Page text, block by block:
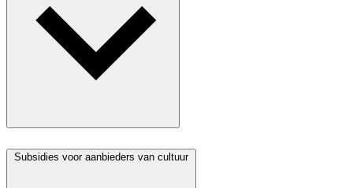
Subsidies voor aanbieders van cultuur